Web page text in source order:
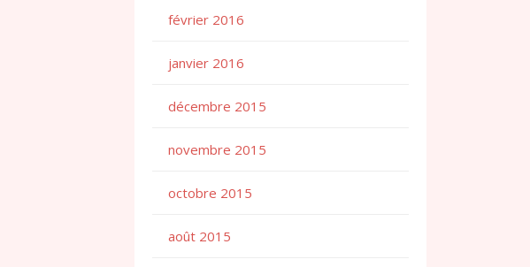
février 2016
janvier 2016
décembre 2015
novembre 2015
octobre 2015
août 2015